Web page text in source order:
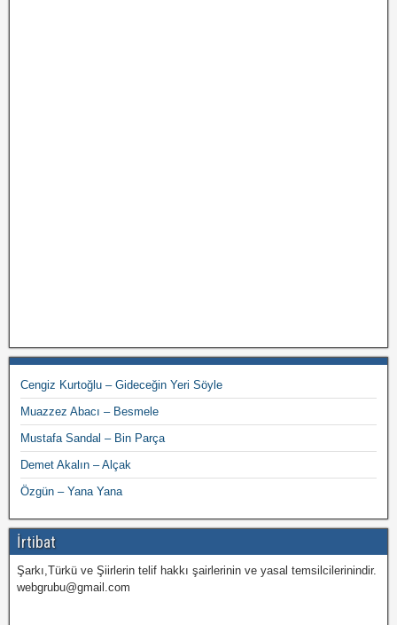
Cengiz Kurtoğlu – Gideceğin Yeri Söyle
Muazzez Abacı – Besmele
Mustafa Sandal – Bin Parça
Demet Akalın – Alçak
Özgün – Yana Yana
İrtibat
Şarkı,Türkü ve Şiirlerin telif hakkı şairlerinin ve yasal temsilcilerinindir.
webgrubu@gmail.com